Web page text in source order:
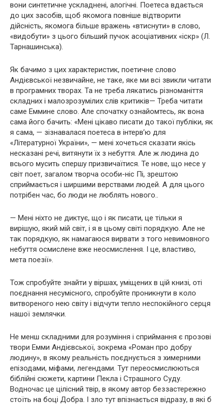
вони синтетичне ускладнені, алогічні. Поетеса вдається
до цих засобів, щоб якомога повніше відтворити
дійсність, якомога більше вражень «втиснути» в слово,
«видобути» з цього більший пучок асоціативних «іскр» (Л.
Тарнашинська).
Як бачимо з цих характеристик, поетичне слово
Андієвської незвичайне, не таке, яке ми всі звикли читати
в програмних творах. Та не треба лякатись різноманіття
складних і малозрозумілих слів критиків— Треба читати
саме Еммине слово. Але спочатку ознайомтесь, як вона
сама його бачить: «Мені цікаво писати до такої публіки, як
я сама, — зізнавалася поетеса в інтерв’ю для
«Літературної України», — мені хочеться сказати якісь
несказані речі, витянути їх з небуття. Але ж людина до
всього мусить спершу призвичаїтися. Те нове, що несе у
світ поет, загалом творча особи-ніс Пі, зрештою
сприймається і ширшими верствами людей. А для цього
потрібен час, бо люди не люблять нового..
— Мені ніхто не диктує, що і як писати, це тільки я
вирішую, який мій світ, і я в цьому світі порядкую. Але не
так порядкую, як намагаюся вирвати з того невимовного
небуття осмислене вже неосмислення. І це, властиво,
мета поезії».
Тож спробуйте знайти у віршах, уміщених в цій книзі, оті
поєднання несумісного, спробуйте проникнути в коло
витвореного нею світу і відчути тепло неспокійного серця
нашої землячки.
Не менш складними для розуміння і сприймання є прозові
твори Емми Андієвської, зокрема «Роман про добру
людину», в якому реальність поєднується з химерними
епізодами, міфами, легендами. Тут переосмислюються
біблійні сюжети, картини Пекла і Страшного Суду.
Водночас це цілісний твір, в якому автор беззастережно
стоїть на боці Добра. І зло тут впізнається відразу, в які б